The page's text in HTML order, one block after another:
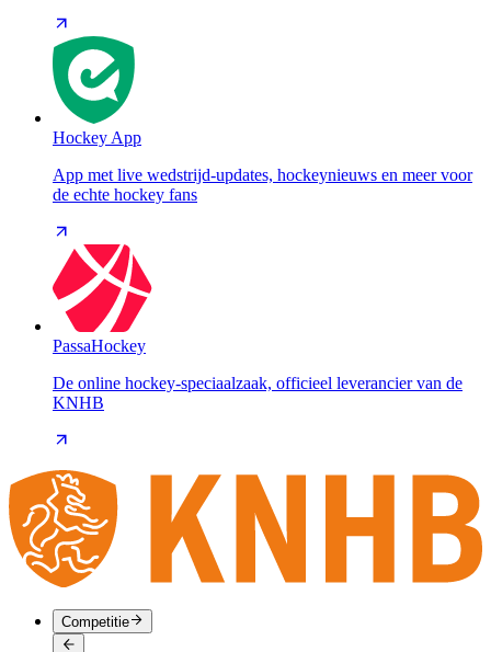
Hockey App
App met live wedstrijd-updates, hockeynieuws en meer voor
de echte hockey fans
PassaHockey
De online hockey-speciaalzaak, officieel leverancier van de
KNHB
Competitie